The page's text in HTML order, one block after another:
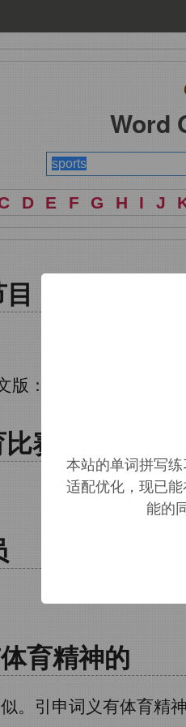
Word
D E F G H I J
版：
赛解说员
体育精神的
。引申词义有体育精神
本站的单词拼写
适配优化，现已
能的